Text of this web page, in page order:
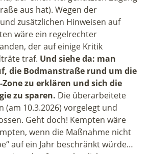
aus hat). Wegen der
zusätzlichen Hinweisen auf
wäre ein regelrechter
der auf einige Kritik
traf. Und siehe da: man
die Bodmanstraße rund um die
Zone zu erklären und sich die
zu sparen. Die überarbeitete
(am 10.3.2026) vorgelegt und
Geht doch! Kempten wäre
wenn die Maßnahme nicht
auf ein Jahr beschränkt würde…